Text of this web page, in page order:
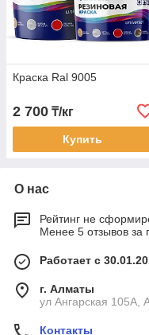
Краска Ral 9005
2 700 ₸/кг
Купить
О нас
Рейтинг не
Менее 5 отзывов за
Работает с
г. Алматы
ул Ангарская 105А,
Контакты